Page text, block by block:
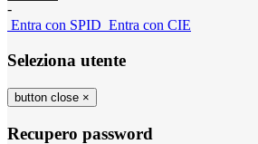
-
Entra con SPID Entra con CIE
Seleziona utente
button close ×
Recupero password